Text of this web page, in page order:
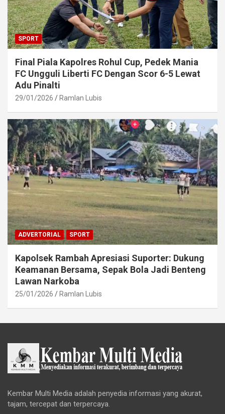
SPORT
Final Piala Kapolres Rohul Cup, Pedek Mania
FC Ungguli Liberti FC Dengan Scor 6-5 Lewat
Adu Pinalti
29/01/2026 Ramlan Lubis
ADVERTORIAL SPORT
Kapolsek Rambah Apresiasi Suporter: Dukung
Keamanan Bersama, Sepak Bola Jadi Benteng
Lawan Narkoba
25/01/2026 Ramlan Lubis
Kembar Multi Media adalah penyedia informasi yang akurat,
tajam, tercepat dan terpercaya.